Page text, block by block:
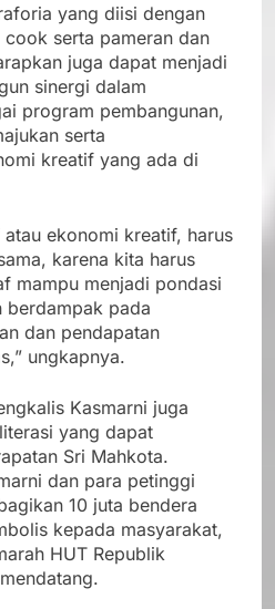
yang diisi dengan
serta pameran dan
juga dapat menjadi
sinergi dalam
program pembangunan,
serta
kreatif yang ada di
atau ekonomi kreatif, harus
karena kita harus
mampu menjadi pondasi
berdampak pada
dan pendapatan
ungkapnya.
Kasmarni juga
yang dapat
Sri Mahkota.
dan para petinggi
10 juta bendera
kepada masyarakat,
HUT Republik